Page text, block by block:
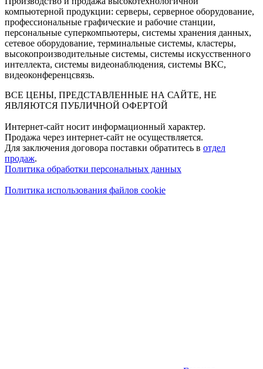
компьютерной продукции: серверы, серверное оборудование,
профессиональные графические и рабочие станции,
персональные суперкомпьютеры, системы хранения данных,
сетевое оборудование, терминальные системы, кластеры,
высокопроизводительные системы, системы искусственного
интеллекта, системы видеонаблюдения, системы ВКС,
видеоконференцсвязь.
ВСЕ ЦЕНЫ, ПРЕДСТАВЛЕННЫЕ НА САЙТЕ, НЕ
ЯВЛЯЮТСЯ ПУБЛИЧНОЙ ОФЕРТОЙ
Интернет-сайт носит информационный характер.
Продажа через интернет-сайт не осуществляется.
Для заключения договора поставки обратитесь в отдел
продаж.
Политика обработки персональных данных
Политика использования файлов cookie